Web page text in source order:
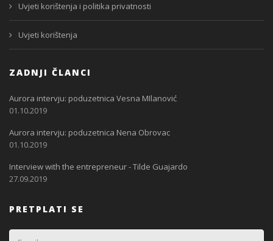
Uvjeti korištenja i politika privatnosti
Uvjeti korištenja
ZADNJI ČLANCI
Aurora intervju: poduzetnica Vesna MIlanović
01.10.2019
Aurora intervju: poduzetnica Nena Obrovac
01.10.2019
Interview with the entrepreneur - Tilde Guajardo
27.09.2019
PRETPLATI SE